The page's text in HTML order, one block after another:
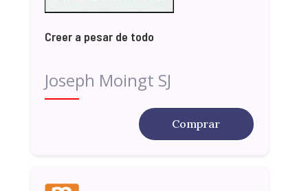
Creer a pesar de todo
Joseph Moingt SJ
Comprar